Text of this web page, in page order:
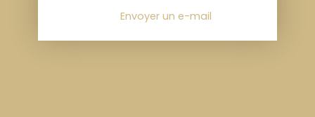
Envoyer un e-mail